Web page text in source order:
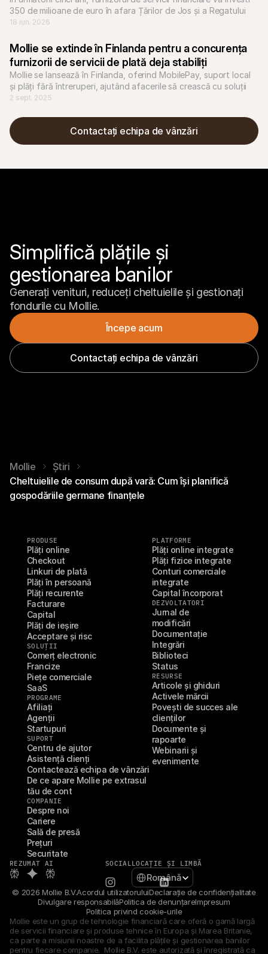
350 de milioane de euro în afara Țărilor de Jos și a Regatului
Unit pentru a alimenta o platformă de creștere hiper-localizată
18 iun. 2026
Mollie se extinde în Finlanda pentru a concurența
furnizorii de servicii de plată deja stabiliți
Mollie se lansează în Finlanda, oferind MobilePay, suport local
și plăți fără întreruperi, ajutând afacerile să crească cu soluții
locale și o expansiune rapidă în Europa.
2 sept. 2025
Contactați echipa de vânzări
Simplifică plățile și
gestionarea banilor
Generați venituri, reduceți cheltuielile și gestionați
fondurile cu Mollie.
Începe acum
Contactați echipa de vânzări
Mollie
Știri
Cheltuielile de consum după vară: Cum își planifică
gospodăriile germane finanțele
PRODUSE
Plăți online
Checkout
Linkuri de plată
Plăți în persoană
Plăți recurente
Facturare
Capital
Plăți de ieșire
Acceptare și risc
SOLUȚII
Comerț electronic
Francize
Piețe comerciale
SaaS
PROGRAME
Afiliați
Agenții
Startupuri
SUPORT
Centru de ajutor
Asistență clienți
Contactează echipa de vânzări
De ce apare Mollie pe extrasul
tău de cont
COMPANIE
Despre noi
Cariere
Sală de presă
Prețuri
Securitate
PLATFORME
Plăți online integrate
Plăți fizice integrate
Conturi comerciale
integrate
Capital încorporat
DEZVOLTATORI
Jurnal de
modificări
Documentație
Integrări
Biblioteci
Status
RESURSE
Articole și ghiduri
Activele mărcii
Povești de succes ale
clienților
Documente și
rapoarte
Webinarii și
evenimente
REZUMAT AI SOCIALLOCAȚIE ȘI LIMBĂ
Select Language
Română
© 2026 Mollie B.V.Acordul utilizatoruluiDeclarație de confidențialitate
Divulgare responsabilăPolitica de denunțareImpresum
Politica privind cookie-urile
Mollie este un grup de tehnologie financiară care oferă o gamă largă
de servicii financiare și produse tehnice în Europa și Marea Britanie,
ca parte a misiunii noastre de a facilita plățile și gestionarea banilor
pentru fiecare companie.  Mollie B.V. este autorizată și înregistrată ca